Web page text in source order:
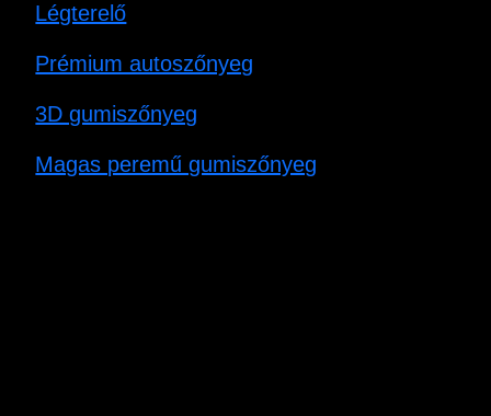
Légterelő
Prémium autoszőnyeg
3D gumiszőnyeg
Magas peremű gumiszőnyeg